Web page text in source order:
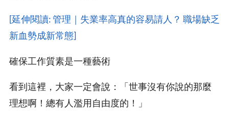
[延伸閱讀: 管理｜失業率高真的容易請人？ 職場缺乏
新血勢成新常態]
確保工作質素是一種藝術
看到這裡，大家一定會說：「世事沒有你說的那麼
理想啊！總有人濫用自由度的！」